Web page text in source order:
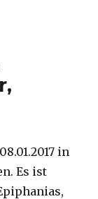
in
Es ist